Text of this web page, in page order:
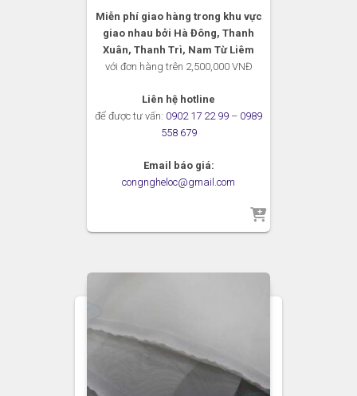
Miễn phí giao hàng trong khu vực
giao nhau bởi Hà Đông, Thanh
Xuân, Thanh Trì, Nam Từ Liêm
với đơn hàng trên 2,500,000 VNĐ
Liên hệ hotline
để được tư vấn: 0902 17 22 99 – 0989
558 679
Email báo giá:
congngheloc@gmail.com